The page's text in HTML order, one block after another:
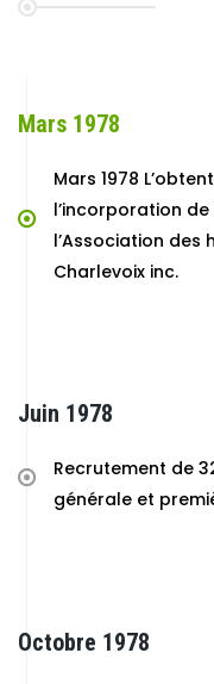
Mars 1978
Mars 1978
l’incorporation
l’Association des
Charlevoix inc.
Juin 1978
Recrutement de
générale et
Octobre 1978